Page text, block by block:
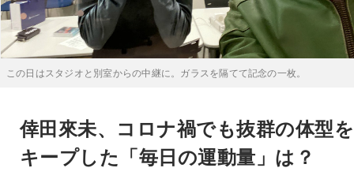
この日はスタジオと別室からの中継に。ガラスを隔てて記念の一枚。
倖田來未、コロナ禍でも抜群の体型を
キープした「毎日の運動量」は？